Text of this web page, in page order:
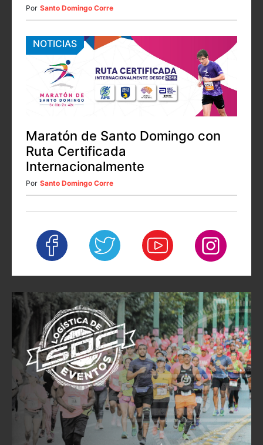
Por Santo Domingo Corre
NOTICIAS
Maratón de Santo Domingo con
Ruta Certificada
Internacionalmente
Por Santo Domingo Corre